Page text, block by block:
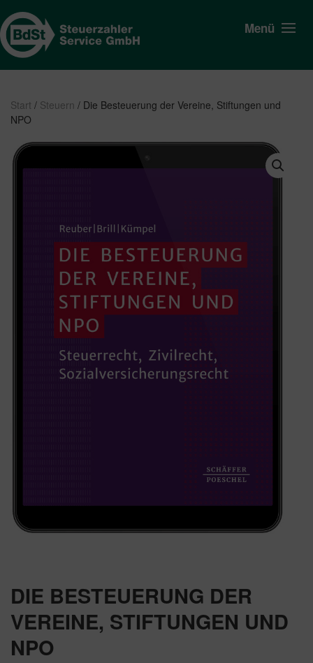
Menü
Start / Steuern / Die Besteuerung der Vereine, Stiftungen und
NPO
DIE BESTEUERUNG DER
VEREINE, STIFTUNGEN UND
NPO